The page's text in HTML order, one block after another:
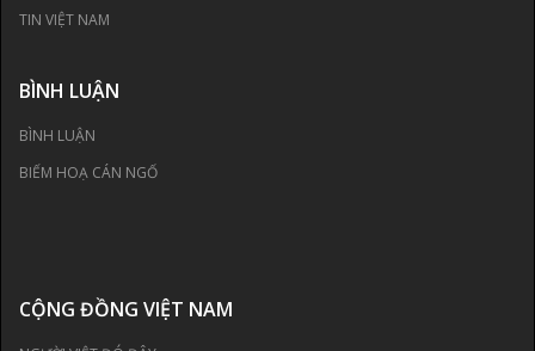
TIN VIỆT NAM
BÌNH LUẬN
BÌNH LUẬN
BIẾM HOẠ CÁN NGỐ
CỘNG ĐỒNG VIỆT NAM